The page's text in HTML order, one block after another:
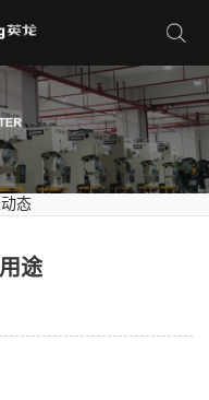
态
途